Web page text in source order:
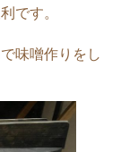
です。
味噌作りをし